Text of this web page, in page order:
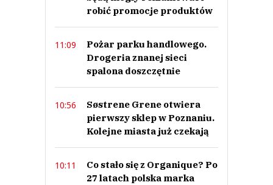
robić promocje produktów
11:09
Pożar parku handlowego.
Drogeria znanej sieci
spalona doszczętnie
10:56
Søstrene Grene otwiera
pierwszy sklep w Poznaniu.
Kolejne miasta już czekają
10:11
Co stało się z Organique? Po
27 latach polska marka